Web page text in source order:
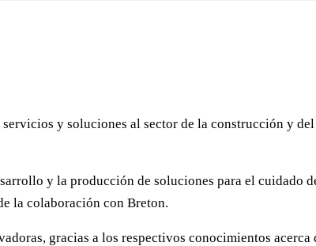
servicios y soluciones al sector de la construcción y
y la producción de soluciones para el cuidado
la colaboración con Breton.
gracias a los respectivos conocimientos